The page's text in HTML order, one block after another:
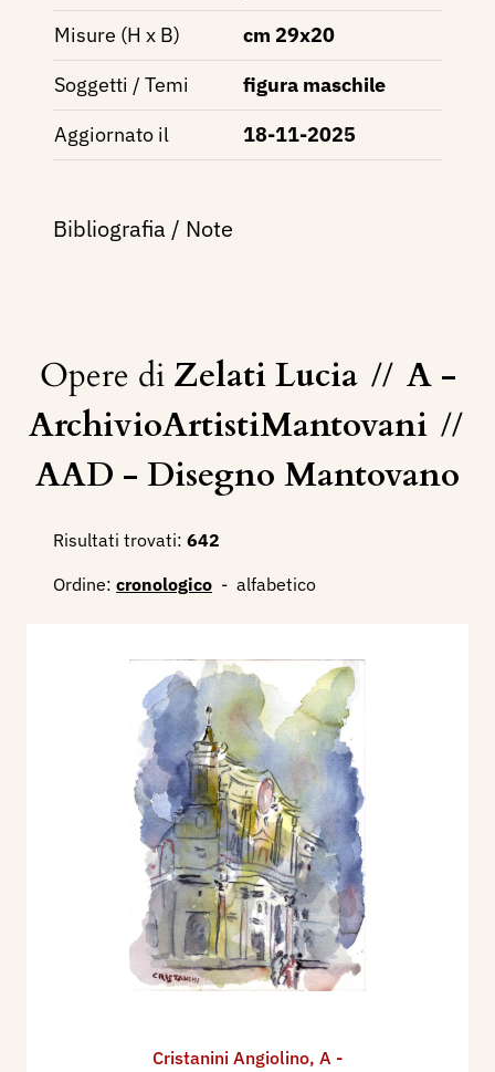
Misure (H x B)
cm 29x20
Soggetti / Temi
figura maschile
Aggiornato il
18-11-2025
Bibliografia / Note
Opere di Zelati Lucia // A -
ArchivioArtistiMantovani //
AAD - Disegno Mantovano
Risultati trovati: 642
Ordine: cronologico - alfabetico
Cristanini Angiolino, A -